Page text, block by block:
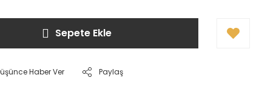
Sepete Ekle
Haber Ver Paylaş